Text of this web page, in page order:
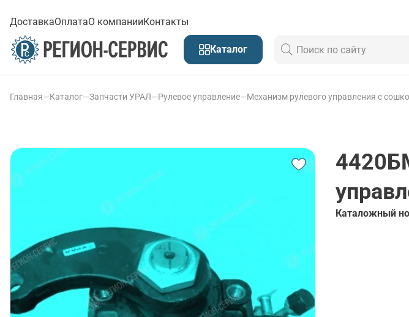
ДоставкаОплатаО компанииКонтакты
Каталог
Главная—Каталог—Запчасти УРАЛ—Рулевое управление—Механизм рулевого управления с
Каталожный